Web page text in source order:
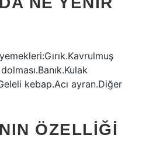
kebap.Acı ayran.Diğer
ÖZELLIĞI